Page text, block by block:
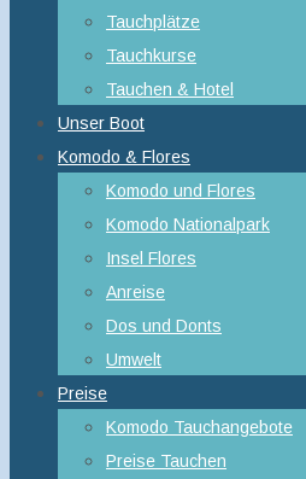
Tauchplätze
Tauchkurse
Tauchen & Hotel
Unser Boot
Komodo & Flores
Komodo und Flores
Komodo Nationalpark
Insel Flores
Anreise
Dos und Donts
Umwelt
Preise
Komodo Tauchangebote
Preise Tauchen